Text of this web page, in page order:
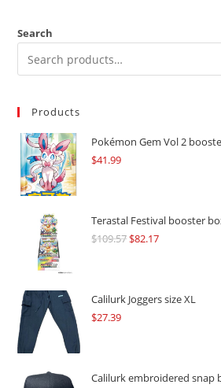
Search
Products
Pokémon Gem Vol 2
$41.99
Terastal Festival booster
$109.57Original
$109.57.
$82.17Current
$82.17.
Calilurk Joggers size XL
$27.39
Calilurk embroidered snap